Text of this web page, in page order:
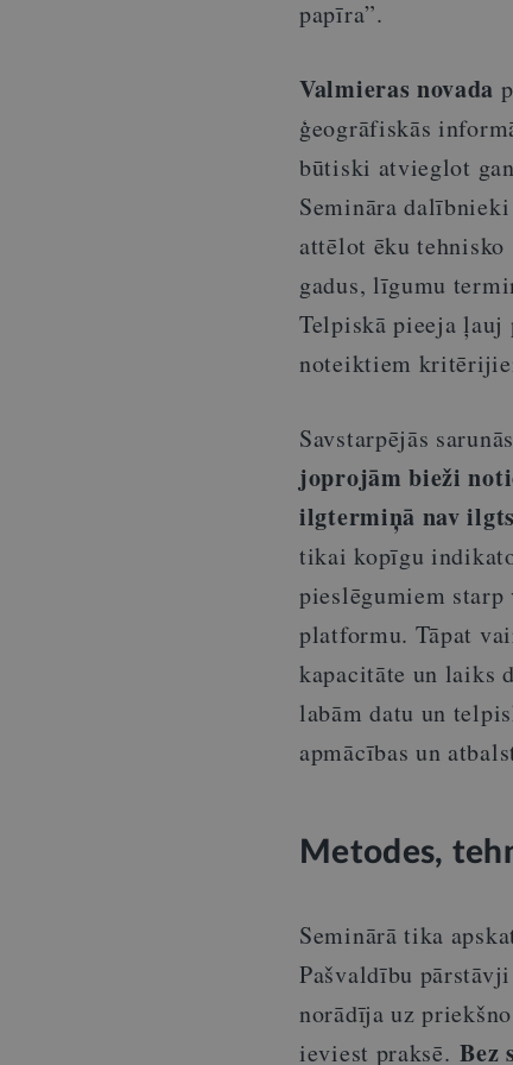
papīra”.
Valmieras novada
ģeogrāfiskās
būtiski atvieglot
Semināra
attēlot ēku
gadus, līgumu
Telpiskā pieeja
noteiktiem
Savstarpējās
joprojām bieži
ilgtermiņā nav
tikai kopīgu
pieslēgumiem
platformu. Tāpat
kapacitāte un laiks
labām datu un
apmācības un
Metodes,
Seminārā tika
Pašvaldību
norādīja uz
ieviest praksē. Bez